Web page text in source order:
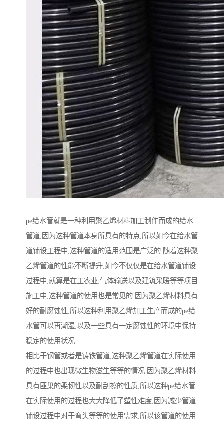
pe给水管就是一种利用聚乙烯材料加工制作而成的给水
管道,因为这种管道本身所具有的特点,所以如今在给水管
道铺设工程中,这种管道的适用范围是广泛的.随着这种聚
乙烯管道的性能不断提升,如今不仅仅是在给水管道铺设
过程中,就算是在工农业,气体输送以及建筑采暖等等项目
施工中,这种管道的使用也是常见的.因为聚乙烯材料具有
好的耐腐蚀性,所以这种利用聚乙烯加工生产而成的pe给
水管可以再潮湿,以及一些具有一定腐蚀性的环境中保持
稳定的使用状况.
相比于钢管或者是铸铁管道,这种聚乙烯管道在实际使用
的过程中也出现微生物滋生等等的情况.因为聚乙烯材料
具有匪巢的柔韧性以及耐刮擦的性质,所以这种pe给水管
在实际使用的过程也大大降低了塑性难度,因为减少管道
铺设过程中对于弯头等等的使用需求,所以该管道的使用